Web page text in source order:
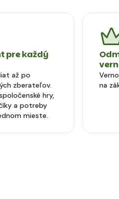
pre každý
až po
zberateľov.
hry,
a potreby
mieste.
na